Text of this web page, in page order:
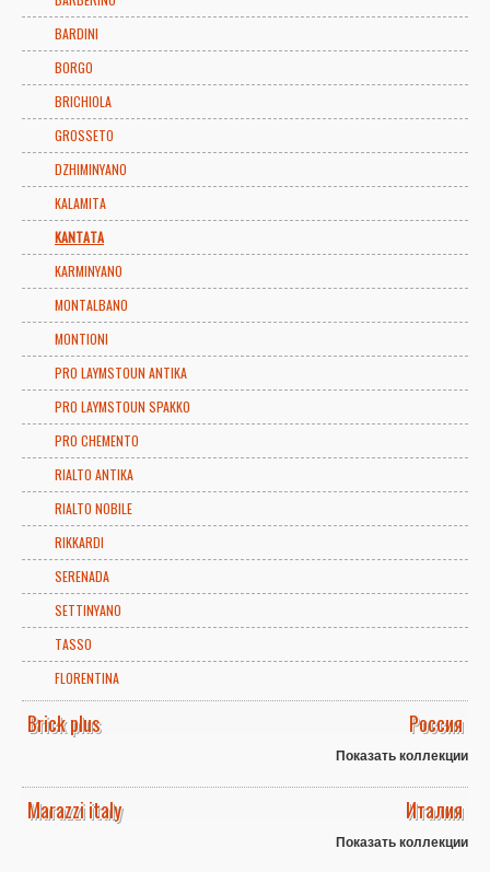
BARDINI
BORGO
BRICHIOLA
GROSSETO
DZHIMINYANO
KALAMITA
KANTATA
KARMINYANO
MONTALBANO
MONTIONI
PRO LAYMSTOUN ANTIKA
PRO LAYMSTOUN SPAKKO
PRO CHEMENTO
RIALTO ANTIKA
RIALTO NOBILE
RIKKARDI
SERENADA
SETTINYANO
TASSO
FLORENTINA
Brick plus Россия
Показать коллекции
Marazzi italy Италия
Показать коллекции